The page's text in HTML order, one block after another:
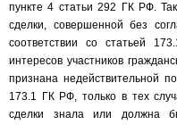
пункте 4 статьи 292 ГК РФ.
сделки, совершенной без
соответствии со статьей
интересов участников
признана недействительной
173.1 ГК РФ, только в тех
сделки знала или должна